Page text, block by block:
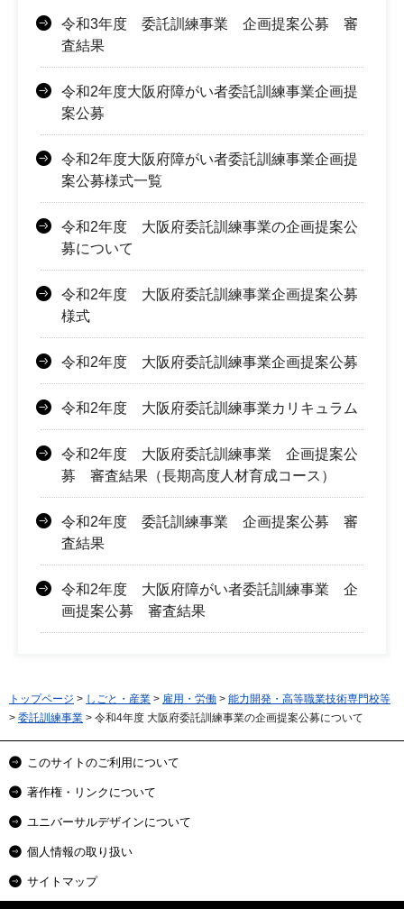
令和3年度 委託訓練事業 企画提案公募 審
査結果
令和2年度大阪府障がい者委託訓練事業企画提
案公募
令和2年度大阪府障がい者委託訓練事業企画提
案公募様式一覧
令和2年度 大阪府委託訓練事業の企画提案公
募について
令和2年度 大阪府委託訓練事業企画提案公募
様式
令和2年度 大阪府委託訓練事業企画提案公募
令和2年度 大阪府委託訓練事業カリキュラム
令和2年度 大阪府委託訓練事業 企画提案公
募 審査結果（長期高度人材育成コース）
令和2年度 委託訓練事業 企画提案公募 審
査結果
令和2年度 大阪府障がい者委託訓練事業 企
画提案公募 審査結果
トップページ > しごと・産業 > 雇用・労働 > 能力開発・高等職業技術専門校等
> 委託訓練事業 > 令和4年度 大阪府委託訓練事業の企画提案公募について
このサイトのご利用について
著作権・リンクについて
ユニバーサルデザインについて
個人情報の取り扱い
サイトマップ